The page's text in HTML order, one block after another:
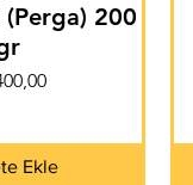
(Perga) 200
Ekle